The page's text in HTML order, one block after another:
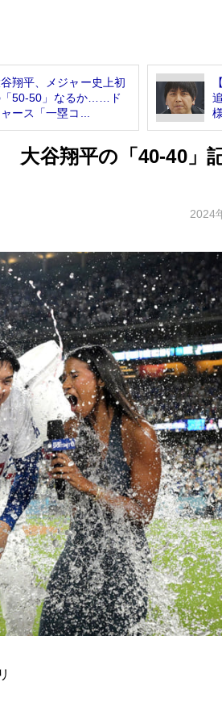
翔平、メジャー史上初
50-50」なるか……ド
ース「一塁コ...
大谷翔平の「40-40」
2024